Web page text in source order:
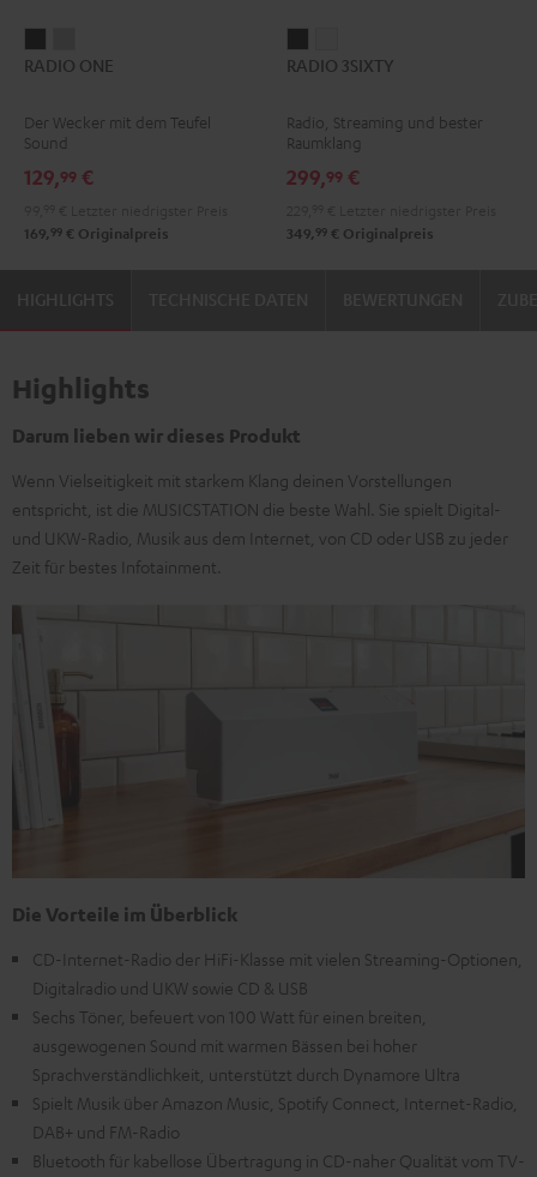
ONE ONE
Gray
RADIO ONE
Der Wecker mit dem Teufel
Sound
129,99 €
169, 99 € Originalpreis
3SIXTY3SIXTY
RADIO 3SIXTY
Radio, Streaming und bester
Raumklang
299,99 €
349, 99 € Originalpreis
HIGHLIGHTS
Highlights
Darum lieben wir dieses Produkt
Wenn Vielseitigkeit mit starkem Klang deinen Vorstellungen
entspricht, ist die MUSICSTATION die beste Wahl. Sie spielt Digital-
und UKW-Radio, Musik aus dem Internet, von CD oder USB zu jeder
Zeit für bestes Infotainment.
Die Vorteile im Überblick
CD-Internet-Radio der HiFi-Klasse mit vielen Streaming-Optionen,
Digitalradio und UKW sowie CD & USB
Sechs Töner, befeuert von 100 Watt für einen breiten,
ausgewogenen Sound mit warmen Bässen bei hoher
Sprachverständlichkeit, unterstützt durch Dynamore Ultra
Spielt Musik über Amazon Music, Spotify Connect, Internet-Radio,
DAB+ und FM-Radio
Bluetooth für kabellose Übertragung in CD-naher Qualität vom TV-